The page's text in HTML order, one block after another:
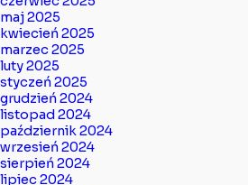
maj 2025
kwiecień 2025
marzec 2025
luty 2025
styczeń 2025
grudzień 2024
listopad 2024
październik 2024
wrzesień 2024
sierpień 2024
lipiec 2024